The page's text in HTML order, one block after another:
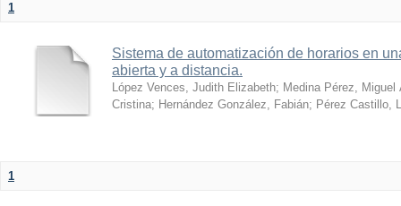
1
Sistema de automatización de horarios en
abierta y a distancia.
López Vences, Judith Elizabeth; Medina Pérez, Miguel
Cristina; Hernández González, Fabián; Pérez Castillo,
1